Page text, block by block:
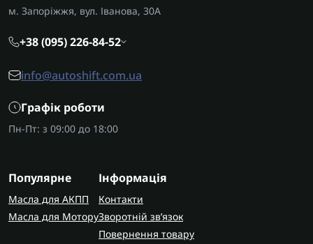
м. Запоріжжя, вул. Іванова, 30А
+38 (095) 226-84-52
info@autoshift.com.ua
Графік роботи
Пн-Пт: з 09:00 до 18:00
Популярне
Масла для АКПП
Масла для Мотору
Інформація
Контакти
Зворотній зв’язок
Повернення товару